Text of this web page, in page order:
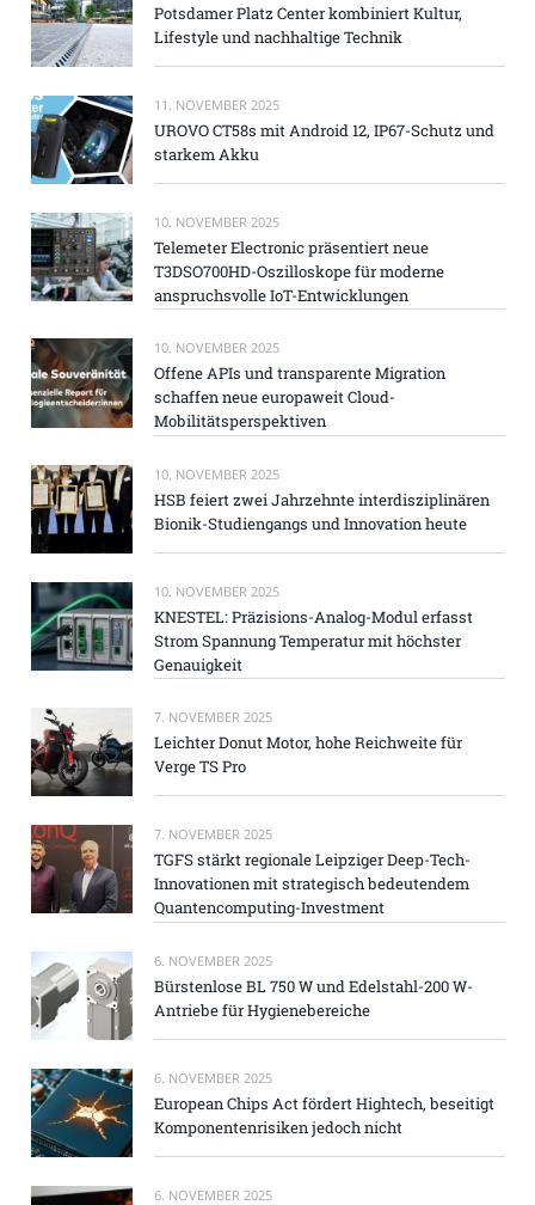
Potsdamer Platz Center kombiniert Kultur,
Lifestyle und nachhaltige Technik
11. NOVEMBER 2025
UROVO CT58s mit Android 12, IP67-Schutz und
starkem Akku
10. NOVEMBER 2025
Telemeter Electronic präsentiert neue
T3DSO700HD-Oszilloskope für moderne
anspruchsvolle IoT-Entwicklungen
10. NOVEMBER 2025
Offene APIs und transparente Migration
schaffen neue europaweit Cloud-
Mobilitätsperspektiven
10. NOVEMBER 2025
HSB feiert zwei Jahrzehnte interdisziplinären
Bionik-Studiengangs und Innovation heute
10. NOVEMBER 2025
KNESTEL: Präzisions-Analog-Modul erfasst
Strom Spannung Temperatur mit höchster
Genauigkeit
7. NOVEMBER 2025
Leichter Donut Motor, hohe Reichweite für
Verge TS Pro
7. NOVEMBER 2025
TGFS stärkt regionale Leipziger Deep-Tech-
Innovationen mit strategisch bedeutendem
Quantencomputing-Investment
6. NOVEMBER 2025
Bürstenlose BL 750 W und Edelstahl-200 W-
Antriebe für Hygienebereiche
6. NOVEMBER 2025
European Chips Act fördert Hightech, beseitigt
Komponentenrisiken jedoch nicht
6. NOVEMBER 2025